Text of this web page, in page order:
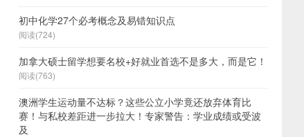
初中化学27个必考概念及易错知识点
阅读(724)
加拿大硕士留学想要名校+好就业首选不是多大，而是它！
阅读(763)
澳洲学生运动量不达标？这些公立小学竟还放弃体育比
赛！与私校差距进一步拉大！专家警告：学业成绩或受波
及